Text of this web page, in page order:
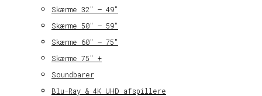
Skærme 32″ – 49″
Skærme 50″ – 59″
Skærme 60″ – 75″
Skærme 75″ +
Soundbarer
Blu-Ray & 4K UHD afspillere